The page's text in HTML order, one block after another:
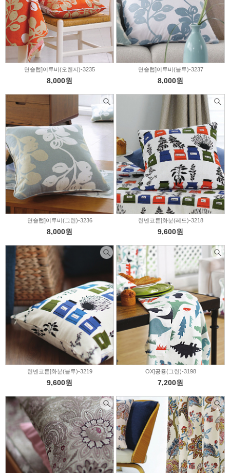
면슬럽]이루비(오렌지)-3235
8,000원
면슬럽]이루비(블루)-3237
8,000원
면슬럽]이루비(그린)-3236
8,000원
린넨코튼]화분(레드)-3218
9,600원
린넨코튼]화분(블루)-3219
9,600원
OX]공룡(그린)-3198
7,200원